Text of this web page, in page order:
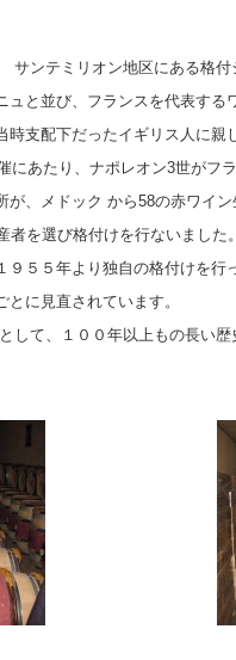
ンテミリオン地区にある格付
と並び、フランスを代表す
支配下だったイギリス人に親
にあたり、ナポレオン3世がフ
、メドック から58の赤ワイ
を選び格付けを行ないました。
９５５年より独自の格付けを
に見直されています。
して、１００年以上もの長い